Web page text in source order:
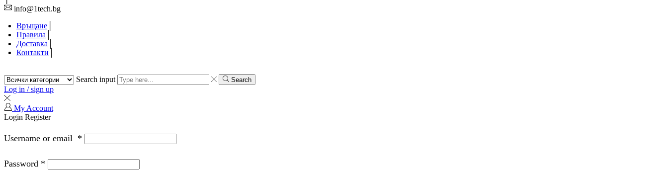
info@1tech.bg
Връщане
Правила
Доставка
Контакти
Search input Search
Log in / sign up
My Account
Login Register
Username or email *
Password *